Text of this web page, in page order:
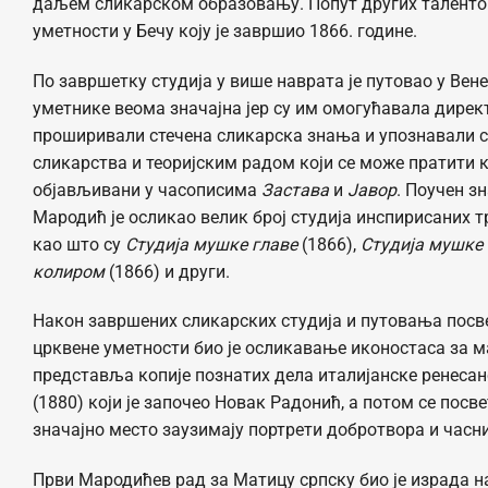
уметности у Бечу коју је завршио 1866. године.
По завршетку студија у више наврата је путовао у
уметнике веома значајна јер су им омогућавала
проширивали стечена сликарска знања и упознавали
сликарства и теоријским радом који се може пратити
објављивани у часописима Застава и Јавор. Поучен
Мародић је осликао велик број студија
као што су Студија мушке главе(1866), Студија
колиром (1866) и други.
Након завршених сликарских студија и путовања
црквене уметности био је осликавање иконостаса за
представља копије познатих дела италијанске
(1880) који је започео Новак Радонић, а потом се
значајно место заузимају портрети добротвора и
Први Мародићев рад за Матицу српску био је